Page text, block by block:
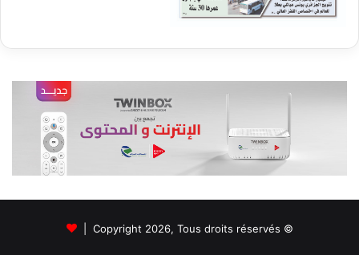
© Copyright 2026, Tous droits réservés |